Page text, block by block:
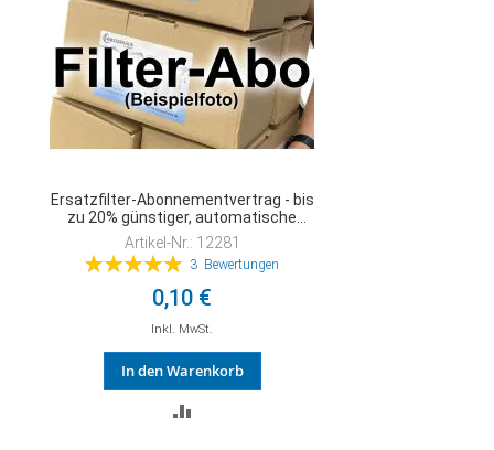
Ersatzfilter-Abonnementvertrag - bis
zu 20% günstiger, automatische
Lieferung alle 6 Monate,
Garantieverlängerung auf 5 Jahre,
Bezahlung per Lastschrifteinzug
Artikel-Nr.: 12281
Bewertung:
3 Bewertungen
0,10 €
Inkl. MwSt.
In den Warenkorb